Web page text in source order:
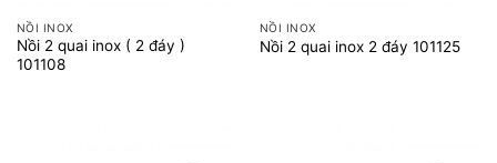
NỒI INOX
Nồi 2 quai inox ( 2 đáy )
101108
NỒI INOX
Nồi 2 quai inox 2 đáy 101125